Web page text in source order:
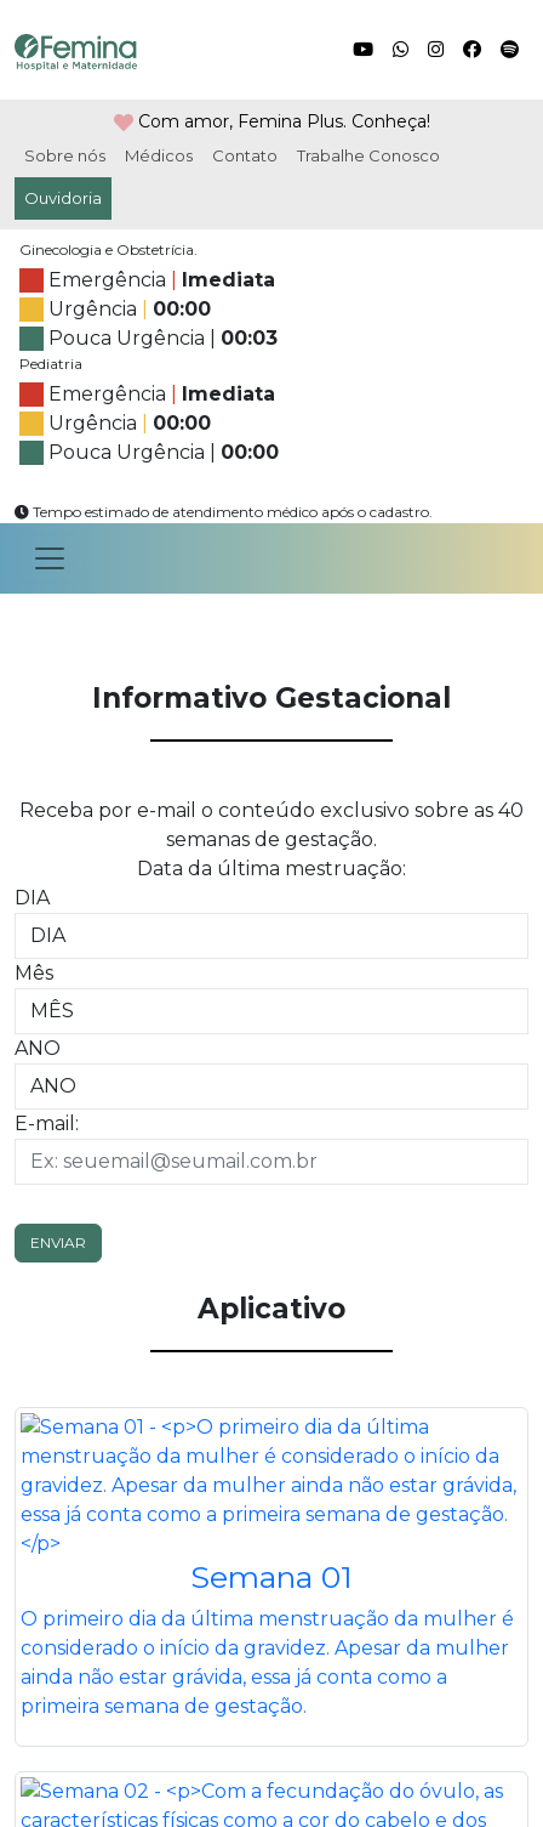
Com amor, Femina Plus. Conheça!
Sobre nós Médicos Contato Trabalhe Conosco
Ouvidoria
Ginecologia e Obstetrícia.
Emergência
Imediata
Urgência
00:00
Pouca Urgência
00:03
Pediatria
Emergência
Imediata
Urgência
00:00
Pouca Urgência
00:00
Tempo estimado de atendimento médico após o cadastro.
Informativo Gestacional
Receba por e-mail o conteúdo exclusivo sobre as 40
semanas de gestação.
Data da última mestruação:
DIA
Mês
ANO
E-mail:
ENVIAR
Aplicativo
Semana 01
O primeiro dia da última menstruação da mulher é
considerado o início da gravidez. Apesar da mulher
ainda não estar grávida, essa já conta como a
primeira semana de gestação.